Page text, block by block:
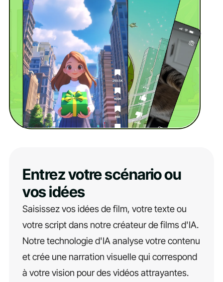
Entrez votre scénario ou
vos idées
Saisissez vos idées de film, votre texte ou
votre script dans notre créateur de films d'IA.
Notre technologie d'IA analyse votre contenu
et crée une narration visuelle qui correspond
à votre vision pour des vidéos attrayantes.